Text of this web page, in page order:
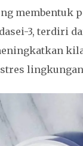
membentuk
3, terdiri